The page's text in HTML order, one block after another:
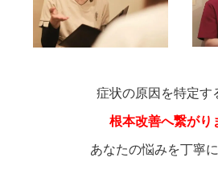
症状の原因を特定す
根本改善へ繋がり
あなたの悩みを丁寧に